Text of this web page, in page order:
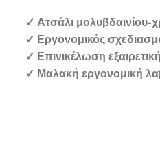
✓ Ατσάλι μολυβδαινίου-
✓ Εργονομικός
✓ Επινικέλωση
✓ Μαλακή εργονομική